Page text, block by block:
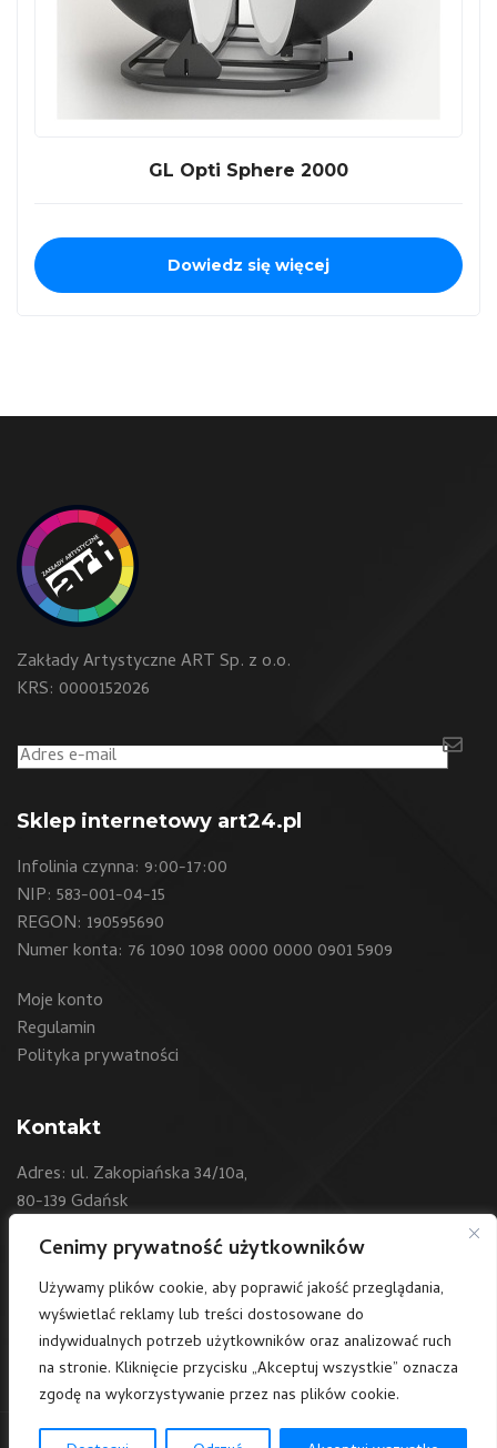
Cenimy prywatność użytkowników
Używamy plików cookie, aby poprawić jakość przeglądania,
wyświetlać reklamy lub treści dostosowane do
indywidualnych potrzeb użytkowników oraz analizować ruch
na stronie. Kliknięcie przycisku „Akceptuj wszystkie” oznacza
zgodę na wykorzystywanie przez nas plików cookie.
GL Opti Sphere 2000
Dowiedz się więcej
Zakłady Artystyczne ART Sp. z o.o.
KRS: 0000152026
Sklep internetowy art24.pl
Infolinia czynna: 9:00-17:00
NIP: 583-001-04-15
REGON: 190595690
Numer konta: 76 1090 1098 0000 0000 0901 5909
Moje konto
Regulamin
Polityka prywatności
Kontakt
Adres: ul. Zakopiańska 34/10a,
80-139 Gdańsk
Telefon:+48 604 550 500
E-mail:sklep@art24.pl
/art24polska